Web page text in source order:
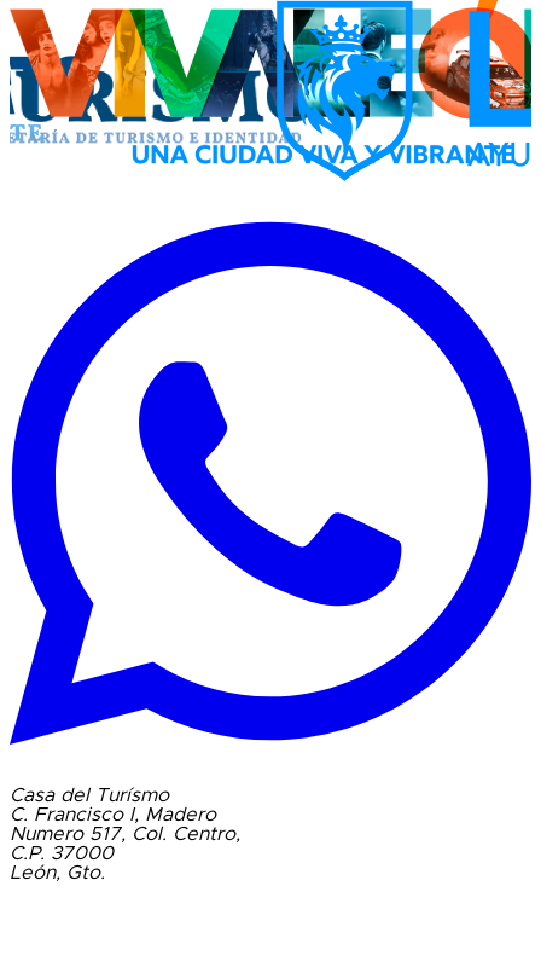
Casa del Turísmo
C. Francisco I, Madero
Numero 517, Col. Centro,
C.P. 37000
León, Gto.